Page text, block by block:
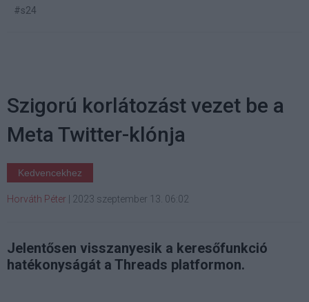
#s24
Szigorú korlátozást vezet be a
Meta Twitter-klónja
Kedvencekhez
Horváth Péter 2023 szeptember 13. 06:02
Jelentősen visszanyesik a keresőfunkció
hatékonyságát a Threads platformon.